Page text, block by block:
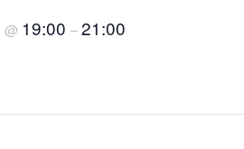
@ 19:00 –21:00